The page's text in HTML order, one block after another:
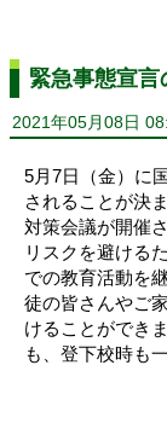
緊急事態宣
2021年05月08日
5月7日（金）に
されることが決
対策会議が開催
リスクを避ける
での教育活動を
徒の皆さんやご
けることができ
も、登下校時も